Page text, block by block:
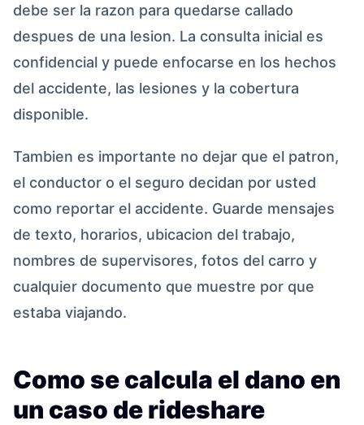
debe ser la razon para quedarse callado
despues de una lesion. La consulta inicial es
confidencial y puede enfocarse en los hechos
del accidente, las lesiones y la cobertura
disponible.
Tambien es importante no dejar que el patron,
el conductor o el seguro decidan por usted
como reportar el accidente. Guarde mensajes
de texto, horarios, ubicacion del trabajo,
nombres de supervisores, fotos del carro y
cualquier documento que muestre por que
estaba viajando.
Como se calcula el dano en
un caso de rideshare